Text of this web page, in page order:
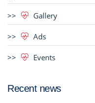
Gallery
Ads
Events
Recent news